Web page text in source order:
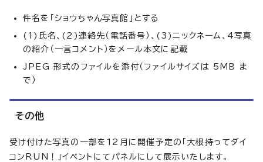
件名を「ショウちゃん写真館」とする
(1)氏名、(2)連絡先（電話番号）、(3)ニックネーム、4写真
の紹介（一言コメント）をメール本文に記載
JPEG 形式のファイルを添付（ファイルサイズは 5MB ま
で）
その他
受け付けた写真の一部を12月に開催予定の「大根持ってダイ
コンRUN！」イベントにてパネルにして展示いたします。